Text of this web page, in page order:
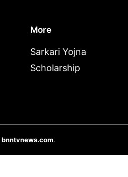
More
Sarkari Yojna
Scholarship
bnntvnews.com.